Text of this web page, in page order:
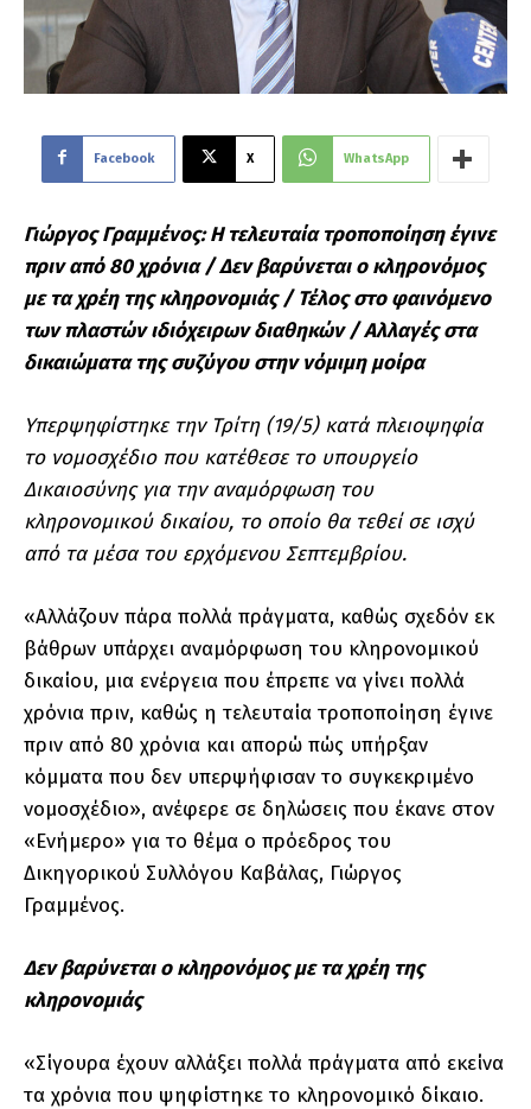
Facebook X WhatsApp
Γιώργος Γραμμένος: Η τελευταία τροποποίηση έγινε
πριν από 80 χρόνια / Δεν βαρύνεται ο κληρονόμος
με τα χρέη της κληρονομιάς / Τέλος στο φαινόμενο
των πλαστών ιδιόχειρων διαθηκών / Αλλαγές στα
δικαιώματα της συζύγου στην νόμιμη μοίρα
Υπερψηφίστηκε την Τρίτη (19/5) κατά πλειοψηφία
το νομοσχέδιο που κατέθεσε το υπουργείο
Δικαιοσύνης για την αναμόρφωση του
κληρονομικού δικαίου, το οποίο θα τεθεί σε ισχύ
από τα μέσα του ερχόμενου Σεπτεμβρίου.
«Αλλάζουν πάρα πολλά πράγματα, καθώς σχεδόν εκ
βάθρων υπάρχει αναμόρφωση του κληρονομικού
δικαίου, μια ενέργεια που έπρεπε να γίνει πολλά
χρόνια πριν, καθώς η τελευταία τροποποίηση έγινε
πριν από 80 χρόνια και απορώ πώς υπήρξαν
κόμματα που δεν υπερψήφισαν το συγκεκριμένο
νομοσχέδιο», ανέφερε σε δηλώσεις που έκανε στον
«Ενήμερο» για το θέμα ο πρόεδρος του
Δικηγορικού Συλλόγου Καβάλας, Γιώργος
Γραμμένος.
Δεν βαρύνεται ο κληρονόμος με τα χρέη της
κληρονομιάς
«Σίγουρα έχουν αλλάξει πολλά πράγματα από εκείνα
τα χρόνια που ψηφίστηκε το κληρονομικό δίκαιο.